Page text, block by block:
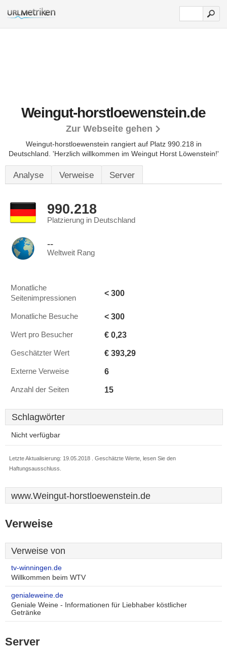
Weingut-horstloewenstein.de
Zur Webseite gehen
Weingut-horstloewenstein rangiert auf Platz 990.218 in
Deutschland. 'Herzlich willkommen im Weingut Horst Löwenstein!'
Analyse Verweise Server
990.218
Platzierung in Deutschland
--
Weltweit Rang
Monatliche
Seitenimpressionen
< 300
Monatliche Besuche < 300
Wert pro Besucher € 0,23
Geschätzter Wert € 393,29
Externe Verweise 6
Anzahl der Seiten 15
Schlagwörter
Nicht verfügbar
Letzte Aktualisierung: 19.05.2018 . Geschätzte Werte, lesen Sie den
Haftungsausschluss.
www.Weingut-horstloewenstein.de
Verweise
Verweise von
tv-winningen.de
Willkommen beim WTV
genialeweine.de
Geniale Weine - Informationen für Liebhaber köstlicher
Getränke
Server